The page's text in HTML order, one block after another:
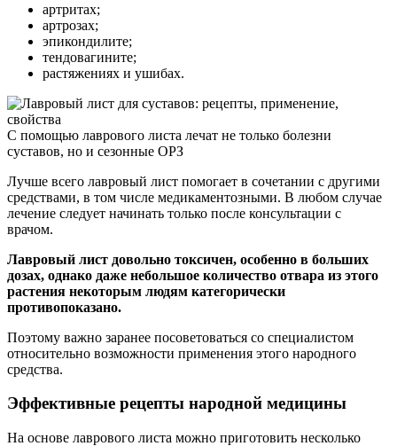
артритах;
артрозах;
эпикондилите;
тендовагините;
растяжениях и ушибах.
С помощью лаврового листа лечат не только болезни
суставов, но и сезонные ОРЗ
Лучше всего лавровый лист помогает в сочетании с другими
средствами, в том числе медикаментозными. В любом случае
лечение следует начинать только после консультации с
врачом.
Лавровый лист довольно токсичен, особенно в больших
дозах, однако даже небольшое количество отвара из этого
растения некоторым людям категорически
противопоказано.
Поэтому важно заранее посоветоваться со специалистом
относительно возможности применения этого народного
средства.
Эффективные рецепты народной медицины
На основе лаврового листа можно приготовить несколько